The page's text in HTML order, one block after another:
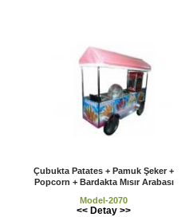
Çubukta Patates + Pamuk Şeker +
Popcorn + Bardakta Mısır Arabası
Model-2070
<< Detay >>